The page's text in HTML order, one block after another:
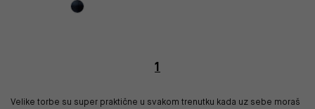
1
Velike torbe su super praktične u svakom trenutku kada uz sebe moraš